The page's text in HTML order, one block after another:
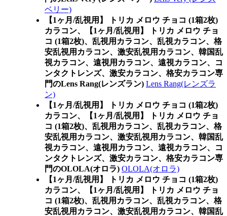
ベリー)
【1ヶ月/乱視用】 トリカ メロウ チョコ (1箱2枚)
カラコン、
【1ヶ月/乱視用】 トリカ メロウ チョ
コ (1箱2枚)、乱視用カラコン、乱視カラコン、格
安乱視用カラコン、激安乱視用カラコン、韓国乱
視カラコン、遠視用カラコン、遠視カラコン、コ
ンタクトレンズ、激安カラコン、格安カラコン専
門のLens Rang(レンズラン) Lens Rang(レンズラ
ン)
【1ヶ月/乱視用】 トリカ メロウ チョコ (1箱2枚)
カラコン、
【1ヶ月/乱視用】 トリカ メロウ チョ
コ (1箱2枚)、乱視用カラコン、乱視カラコン、格
安乱視用カラコン、激安乱視用カラコン、韓国乱
視カラコン、遠視用カラコン、遠視カラコン、コ
ンタクトレンズ、激安カラコン、格安カラコン専
門のOLOLA(オロラ) OLOLA(オロラ)
【1ヶ月/乱視用】 トリカ メロウ チョコ (1箱2枚)
カラコン、
【1ヶ月/乱視用】 トリカ メロウ チョ
コ (1箱2枚)、乱視用カラコン、乱視カラコン、格
安乱視用カラコン、激安乱視用カラコン、韓国乱